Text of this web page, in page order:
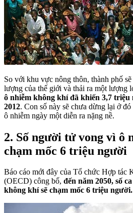
So với khu vực nông thôn, thành phố
lượng của thế giới và thải ra một lượng
ô nhiễm không khí đã khiến 3,7
2012. Con số này sẽ chưa dừng lại ở
ô nhiễm ngày một diễn ra nặng nề.
2. Số người tử vong vì ô
chạm mốc 6 triệu người
Báo cáo mới đây của Tổ chức Hợp tác
(OECD) công bố, đến năm 2050, số
không khí sẽ chạm mốc 6 triệu người.